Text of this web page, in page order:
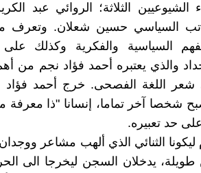
الثلاثة؛ الروائي عبد
السياسي حسين شعلان. وتعرف
السياسية والفكرية وكذلك على
والذي يعتبره أحمد فؤاد نجم من
شعر اللغة الفصحى. خرج أحمد
شخصا آخر تماما، إنسانا "ذا معرفة
حد تعبيره.
الثنائي الذي ألهب مشاعر
يدخلان السجن ليخرجا الى